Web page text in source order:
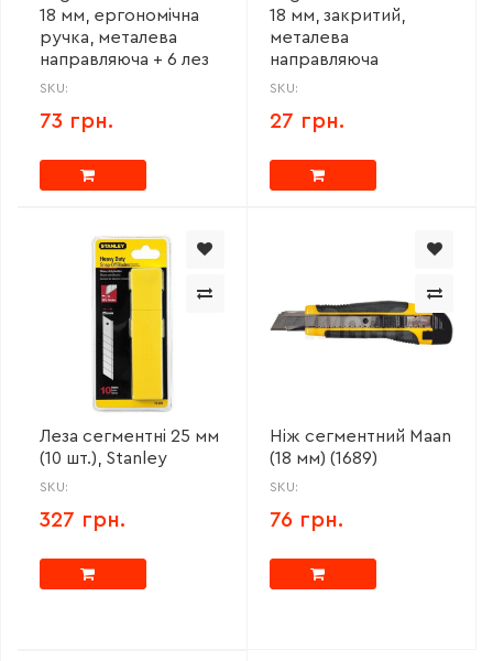
18 мм, ергономічна
ручка, металева
направляюча + 6 лез
SKU:
73 грн.
18 мм, закритий,
металева
направляюча
SKU:
27 грн.
Леза сегментні 25 мм
(10 шт.), Stanley
SKU:
327 грн.
Ніж сегментний Maan
(18 мм) (1689)
SKU:
76 грн.